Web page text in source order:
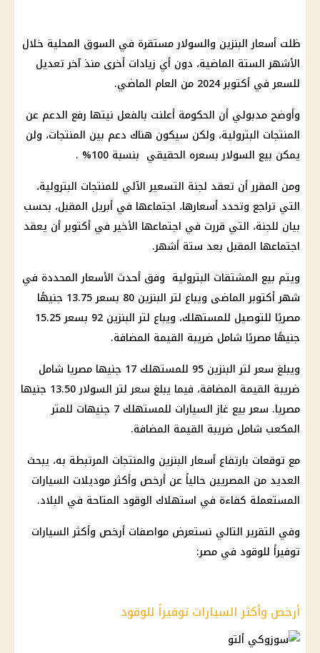
ظلت أسعار البنزين والسولار مستقرة في السوق المحلية خلال
الأشهر الستة الماضية، دون أي زيادات أخرى منذ آخر تعديل
للسعر في أكتوبر 2024 من العام الماضي.
وأوضح مدبولي أن الحكومة أعلنت بالفعل نيتها رفع الدعم عن
المنتجات البترولية، ولكن سيكون هناك دعم بين المنتجات، ولن
يمكن بيع السولار بسعره الحقيقي بنسبة 100% .
ومن المقرر أن تعقد لجنة التسعير الآلي للمنتجات البترولية،
التي تراجع وتحدد أسعارها، اجتماعها في أبريل المقبل، بحسب
بيان للجنة، التي قررت في اجتماعها الأخير في أكتوبر أن يعقد
اجتماعها المقبل بعد ستة أشهر.
ويتم بيع المشتقات البترولية وفق أحدث الأسعار المحددة في
شهر أكتوبر الماضى ويباع لتر البنزين 80 بسعر 13.75 جنيهًا
مصريًا للتوصيل للمستهلك، ويباع لتر البنزين 92 بسعر 15.25
جنيهًا مصريًا شامل ضريبة القيمة المضافة.
ويبلغ سعر لتر البنزين 95 للمستهلك 17 جنيها مصريا شامل
ضريبة القيمة المضافة، فيما يبلغ سعر لتر السولار 13.50 جنيها
مصريا. سعر بيع غاز السيارات للمستهلك 7 جنيهات للمتر
المكعب شامل ضريبة القيمة المضافة.
مع توقعات بارتفاع أسعار البنزين والمنتجات المرتبطة به، يبحث
العديد من المصريين حالياً عن أرخص وأكثر موديلات السيارات
المستعملة كفاءة في استهلاك الوقود المتاحة في البلاد.
وفي التقرير التالي نستعرض مواصفات أرخص وأكثر السيارات
توفيراً للوقود في مصر:
أرخص وأكثر السيارات توفيراً للوقود